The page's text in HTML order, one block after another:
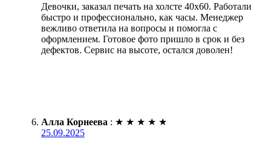
Девочки, заказал печать на холсте 40х60. Работали
быстро и профессионально, как часы. Менеджер
вежливо ответила на вопросы и помогла с
оформлением. Готовое фото пришло в срок и без
дефектов. Сервис на высоте, остался доволен!
Алла Корнеева : ★ ★ ★ ★ ★
25.09.2025